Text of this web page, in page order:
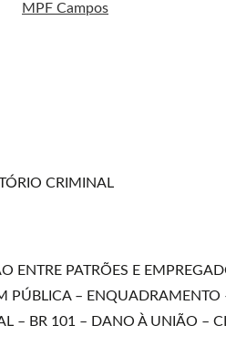
CRIMINAL
ENTRE PATRÕES E
PÚBLICA – ENQUADRAMENTO
– BR 101 – DANO À UNIÃO –